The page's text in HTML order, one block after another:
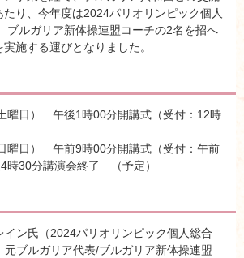
り、今年度は2024パリオリンピック個人
ブルガリア新体操連盟コーチの2名を招へ
施する運びとなりました。
曜日） 午後1時00分開講式（受付：12時
曜日） 午前9時00分開講式（受付：午前
時30分講演会終了 （予定）
イン氏（2024パリオリンピック個人総合
元ブルガリア代表/ブルガリア新体操連盟